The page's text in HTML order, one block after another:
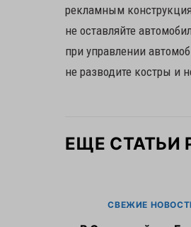
рекламным
не оставляйте
при управлении
не разводите костры и
ЕЩЕ СТАТЬИ
СВЕЖИЕ